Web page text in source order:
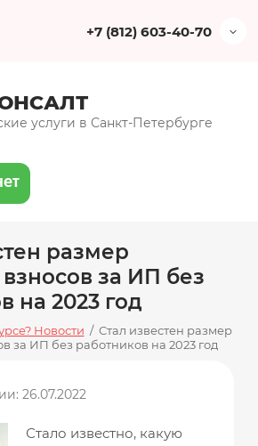
услуги в Санкт-Петербурге
+7 (812) 603-40-70
размер
за ИП без
на 2023 год
Новости / Стал известен размер
за ИП без работников на 2023 год
26.07.2022
Стало известно, какую